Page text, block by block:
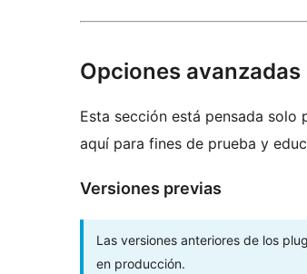
Opciones avanzadas
Esta sección está pensada solo
aquí para fines de prueba y
Versiones previas
Las versiones anteriores de los
en producción.